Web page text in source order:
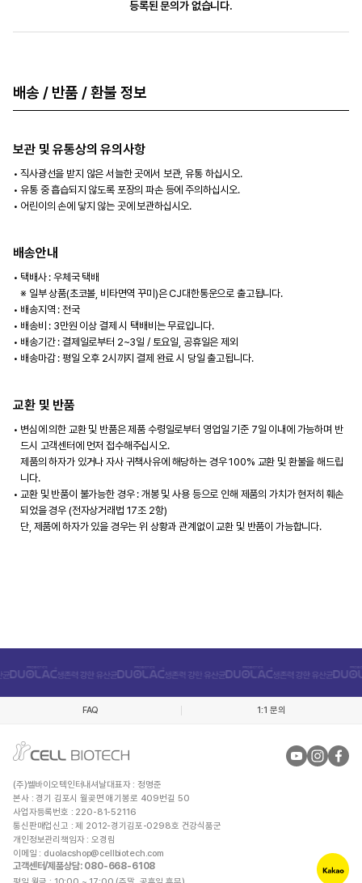
등록된 문의가 없습니다.
배송 / 반품 / 환불 정보
보관 및 유통상의 유의사항
직사광선을 받지 않은 서늘한 곳에서 보관, 유통 하십시오.
유통 중 흡습되지 않도록 포장의 파손 등에 주의하십시오.
어린이의 손에 닿지 않는 곳에 보관하십시오.
배송안내
택배사 : 우체국 택배
※ 일부 상품(초코볼, 비타면역 꾸미)은 CJ대한통운으로 출고됩니다.
배송지역 : 전국
배송비 : 3만원 이상 결제 시 택배비는 무료입니다.
배송기간 : 결제일로부터 2~3일 / 토요일, 공휴일은 제외
배송마감 : 평일 오후 2시까지 결제 완료 시 당일 출고됩니다.
교환 및 반품
변심에 의한 교환 및 반품은 제품 수령일로부터 영업일 기준 7일 이내에 가능하며 반
드시 고객센터에 먼저 접수해주십시오.
제품의 하자가 있거나 자사 귀책사유에 해당하는 경우 100% 교환 및 환불을 해드립
니다.
교환 및 반품이 불가능한 경우 : 개봉 및 사용 등으로 인해 제품의 가치가 현저히 훼손
되었을 경우 (전자상거래법 17조 2항)
단, 제품에 하자가 있을 경우는 위 상황과 관계없이 교환 및 반품이 가능합니다.
FAQ 1:1 문의
(주)쎌바이오텍인터내셔날대표자 : 정명준
본사 : 경기 김포시 월곶면 애기봉로 409번길 50
사업자등록번호 : 220-81-52116
통신판매업신고 : 제 2012-경기김포-0298호 건강식품군
개인정보관리책임자 : 오경림
이메일 : duolacshop@cellbiotech.com
고객센터/제품상담: 080-668-6108